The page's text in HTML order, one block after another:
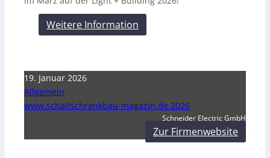
Weitere Information
19. Januar 2026
Allgemein
www.schaltschrankbau-magazin.de 2026
Schneider Electric GmbH
Zur Firmenwebsite